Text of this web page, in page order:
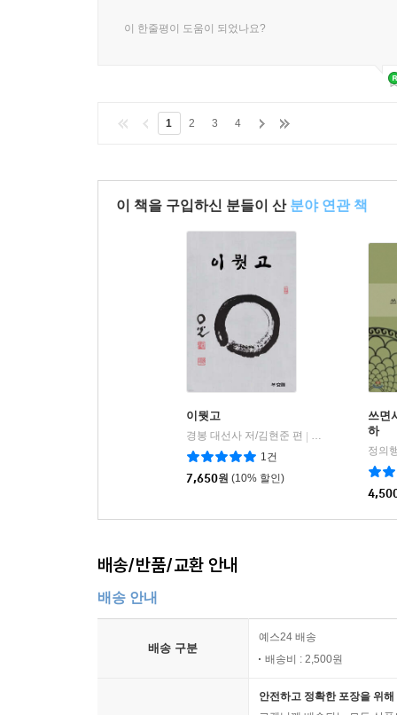
이 한줄평이 도움이 되었나요?
1 2 3 4
이 책을 구입하신 분들이 산 분야 연관 책
이뭣고
경봉 대선사 저/김현준 편
효림
1건
7,650원 (10% 할인)
쓰면
하
정의
배송/반품/교환 안내
배송 안내
배송 구분
예스24 배송
배송비 : 2,500원
안전하고 정확한 포장을 위